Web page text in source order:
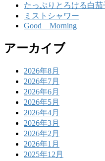
たっぷりとろける白茄
ミストシャワー
Good Morning
アーカイブ
2026年8月
2026年7月
2026年6月
2026年5月
2026年4月
2026年3月
2026年2月
2026年1月
2025年12月